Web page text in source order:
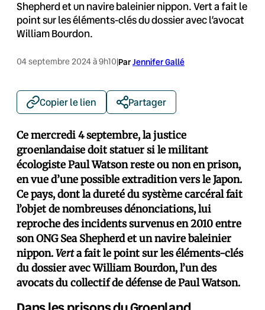
Shepherd et un navire baleinier nippon. Vert a fait le
point sur les éléments-clés du dossier avec l’avocat
William Bourdon.
04 septembre 2024 à 9h10|ParJennifer Gallé
Copier le lien Partager
Ce mercredi 4 septembre, la justice
groenlandaise doit statuer si le militant
écologiste Paul Watson reste ou non en prison,
en vue d’une possible extradition vers le Japon.
Ce pays, dont la dureté du système carcéral fait
l’objet de nombreuses dénonciations, lui
reproche des incidents survenus en 2010 entre
son ONG Sea Shepherd et un navire baleinier
nippon.Verta fait le point sur les éléments-clés
du dossier avec William Bourdon, l’un des
avocats du collectif de défense de Paul Watson.